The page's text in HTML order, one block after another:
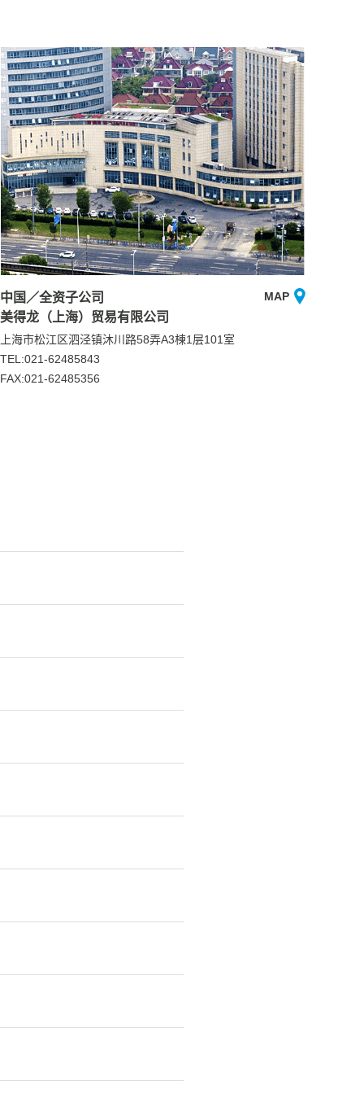
中国／全资子公司
美得龙（上海）贸易有限公司
上海市松江区泗泾镇沐川路58弄A3棟1层101室
TEL:021-62485843
FAX:021-62485356
MAP